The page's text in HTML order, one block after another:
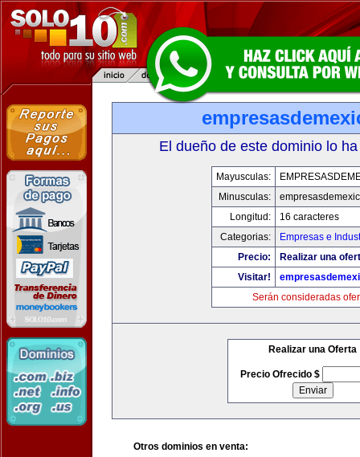
El dueño de este dominio lo
Mayusculas:
Minusculas:
Longitud:
16 caracteres
Categorias:
Empresas e
Precio:
Realizar una
Visitar!
Serán consideradas
Realizar una Oferta
Precio Ofrecido $
Otros dominios en venta: